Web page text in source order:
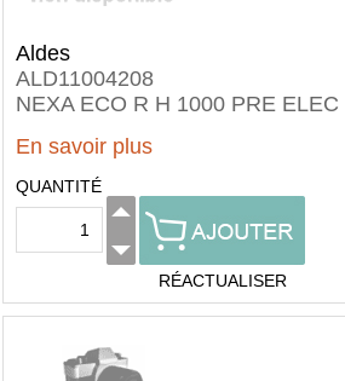
Aldes
ALD11004208
NEXA ECO R H 1000 PRE ELEC
En savoir plus
QUANTITÉ
RÉACTUALISER